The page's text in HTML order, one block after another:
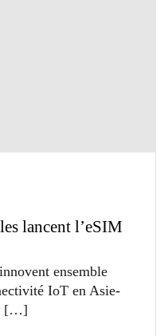
lancent l’eSIM
ensemble
IoT en Asie-